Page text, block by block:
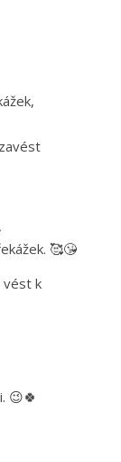
🥰😘
vést k
😉🍀